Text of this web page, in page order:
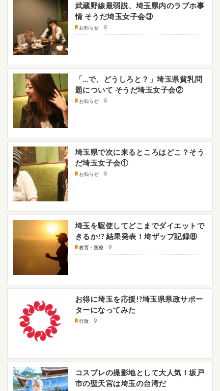
武蔵野線最弱説、埼玉県内のラブホ事
情 そうだ埼玉女子会③
お知らせ
「…で、どうしろと？」埼玉県貧乳問
題について そうだ埼玉女子会②
お知らせ
埼玉県で次に来るところはどこ？そう
だ埼玉女子会①
お知らせ
埼玉を駆使してどこまでダイエットで
きるか!? 結果発表！埼ザップ記録⑧
教育・医療
お得に埼玉を応援!?埼玉県県政サポー
ターになってみた
行政
コスプレの撮影地として大人気！坂戸
市の聖天宮は埼玉の台湾だ